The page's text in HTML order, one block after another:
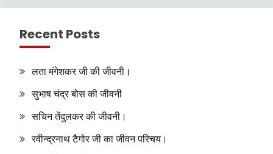
Recent Posts
लता मंगेशकर जी की जीवनी।
सुभाष चंद्र बोस की जीवनी
सचिन तेंदुलकर की जीवनी।
रवीन्द्रनाथ टैगोर जी का जीवन परिचय।